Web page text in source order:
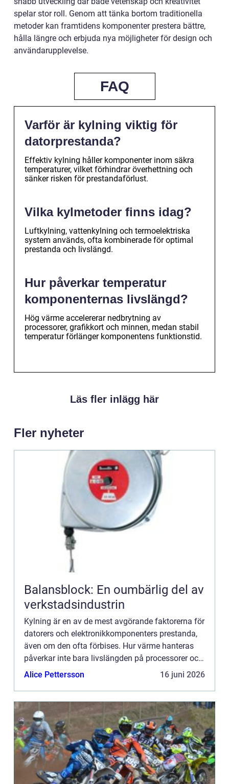
spelar stor roll. Genom att tänka bortom traditionella
metoder kan framtidens komponenter prestera bättre,
hålla längre och erbjuda nya möjligheter för design och
användarupplevelse.
FAQ
Varför är kylning viktig för
datorprestanda?
Effektiv kylning håller komponenter inom säkra
temperaturer, vilket förhindrar överhettning och
sänker risken för prestandaförlust.
Vilka kylmetoder finns idag?
Luftkylning, vattenkylning och termoelektriska
system används, ofta kombinerade för optimal
prestanda och livslängd.
Hur påverkar temperatur
komponenternas livslängd?
Hög värme accelererar nedbrytning av
processorer, grafikkort och minnen, medan stabil
temperatur förlänger komponentens funktionstid.
Läs fler inlägg här
Fler nyheter
Balansblock: En oumbärlig del av
verkstadsindustrin
Kylning är en av de mest avgörande faktorerna för
datorers och elektronikkomponenters prestanda,
även om den ofta förbises. Hur värme hanteras
påverkar inte bara livslängden på processorer och
grafikkort...
Alice Pettersson 16 juni 2026